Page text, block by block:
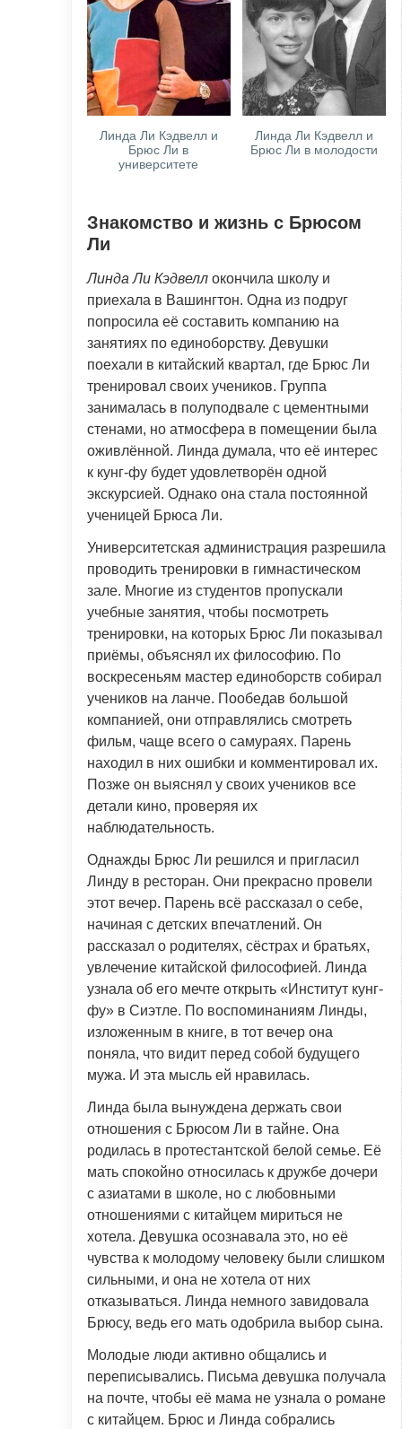
Линда Ли Кэдвелл и
Брюс Ли в
университете
Линда Ли Кэдвелл и
Брюс Ли в молодости
Знакомство и жизнь с Брюсом
Ли
Линда Ли Кэдвелл окончила школу и
приехала в Вашингтон. Одна из подруг
попросила её составить компанию на
занятиях по единоборству. Девушки
поехали в китайский квартал, где Брюс Ли
тренировал своих учеников. Группа
занималась в полуподвале с цементными
стенами, но атмосфера в помещении была
оживлённой. Линда думала, что её интерес
к кунг-фу будет удовлетворён одной
экскурсией. Однако она стала постоянной
ученицей Брюса Ли.
Университетская администрация разрешила
проводить тренировки в гимнастическом
зале. Многие из студентов пропускали
учебные занятия, чтобы посмотреть
тренировки, на которых Брюс Ли показывал
приёмы, объяснял их философию. По
воскресеньям мастер единоборств собирал
учеников на ланче. Пообедав большой
компанией, они отправлялись смотреть
фильм, чаще всего о самураях. Парень
находил в них ошибки и комментировал их.
Позже он выяснял у своих учеников все
детали кино, проверяя их
наблюдательность.
Однажды Брюс Ли решился и пригласил
Линду в ресторан. Они прекрасно провели
этот вечер. Парень всё рассказал о себе,
начиная с детских впечатлений. Он
рассказал о родителях, сёстрах и братьях,
увлечение китайской философией. Линда
узнала об его мечте открыть «Институт кунг-
фу» в Сиэтле. По воспоминаниям Линды,
изложенным в книге, в тот вечер она
поняла, что видит перед собой будущего
мужа. И эта мысль ей нравилась.
Линда была вынуждена держать свои
отношения с Брюсом Ли в тайне. Она
родилась в протестантской белой семье. Её
мать спокойно относилась к дружбе дочери
с азиатами в школе, но с любовными
отношениями с китайцем мириться не
хотела. Девушка осознавала это, но её
чувства к молодому человеку были слишком
сильными, и она не хотела от них
отказываться. Линда немного завидовала
Брюсу, ведь его мать одобрила выбор сына.
Молодые люди активно общались и
переписывались. Письма девушка получала
на почте, чтобы её мама не узнала о романе
с китайцем. Брюс и Линда собрались